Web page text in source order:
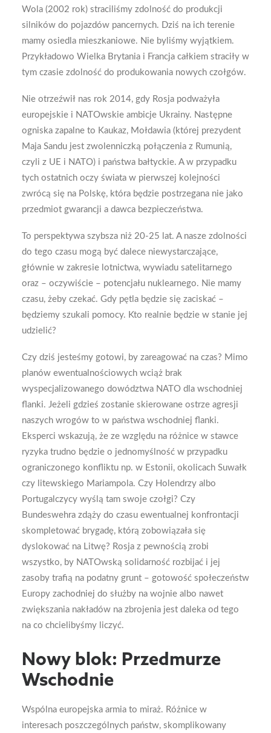
Wola (2002 rok) straciliśmy zdolność do produkcji
silników do pojazdów pancernych. Dziś na ich terenie
mamy osiedla mieszkaniowe. Nie byliśmy wyjątkiem.
Przykładowo Wielka Brytania i Francja całkiem straciły w
tym czasie zdolność do produkowania nowych czołgów.
Nie otrzeźwił nas rok 2014, gdy Rosja podważyła
europejskie i NATOwskie ambicje Ukrainy. Następne
ogniska zapalne to Kaukaz, Mołdawia (której prezydent
Maja Sandu jest zwolenniczką połączenia z Rumunią,
czyli z UE i NATO) i państwa bałtyckie. A w przypadku
tych ostatnich oczy świata w pierwszej kolejności
zwrócą się na Polskę, która będzie postrzegana nie jako
przedmiot gwarancji a dawca bezpieczeństwa.
To perspektywa szybsza niż 20-25 lat. A nasze zdolności
do tego czasu mogą być dalece niewystarczające,
głównie w zakresie lotnictwa, wywiadu satelitarnego
oraz – oczywiście – potencjału nuklearnego. Nie mamy
czasu, żeby czekać. Gdy pętla będzie się zaciskać –
będziemy szukali pomocy. Kto realnie będzie w stanie jej
udzielić?
Czy dziś jesteśmy gotowi, by zareagować na czas? Mimo
planów ewentualnościowych wciąż brak
wyspecjalizowanego dowództwa NATO dla wschodniej
flanki. Jeżeli gdzieś zostanie skierowane ostrze agresji
naszych wrogów to w państwa wschodniej flanki.
Eksperci wskazują, że ze względu na różnice w stawce
ryzyka trudno będzie o jednomyślność w przypadku
ograniczonego konfliktu np. w Estonii, okolicach Suwałk
czy litewskiego Mariampola. Czy Holendrzy albo
Portugalczycy wyślą tam swoje czołgi? Czy
Bundeswehra zdąży do czasu ewentualnej konfrontacji
skompletować brygadę, którą zobowiązała się
dyslokować na Litwę? Rosja z pewnością zrobi
wszystko, by NATOwską solidarność rozbijać i jej
zasoby trafią na podatny grunt – gotowość społeczeństw
Europy zachodniej do służby na wojnie albo nawet
zwiększania nakładów na zbrojenia jest daleka od tego
na co chcielibyśmy liczyć.
Nowy blok: Przedmurze
Wschodnie
Wspólna europejska armia to miraż. Różnice w
interesach poszczególnych państw, skomplikowany